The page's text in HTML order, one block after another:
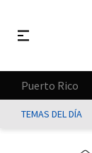
Puerto Rico
TEMAS DEL DÍA